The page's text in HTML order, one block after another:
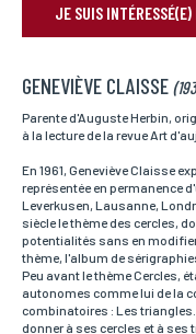
JE SUIS
Nom*
vous pouvez nous laisser
Prénom*
Si vous souhaitez recevoir
vous pouvez nous laisser
Email*
GENEVIÈVE CLAISSE
Parente d'Auguste Herbin,
à la lecture de la revue Art
En 1961, Geneviève Claisse
représentée en permanence
Leverkusen, Lausanne,
siècle le thème des cercles,
potentialités sans en
thème, l'album de
Peu avant le thème Cercles,
autonomes comme lui de la
combinatoires : Les triangles.
donner à ses cercles et à